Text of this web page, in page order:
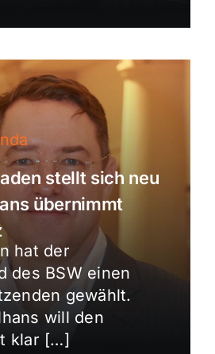
stellt sich neu
übernimmt
hat der
des BSW einen
gewählt.
will den
klar […]